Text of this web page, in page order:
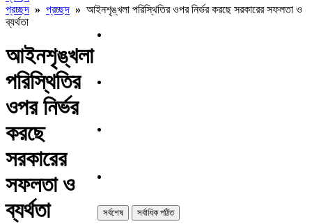
প্রচ্ছদ » প্রচ্ছদ » আইনশৃঙ্খলা পরিস্থিতির ওপর নির্ভর করছে সরকারের সফলতা ও
ব্যর্থতা
আইনশৃঙ্খলা
পরিস্থিতির
ওপর নির্ভর
করছে
সরকারের
সফলতা ও
ব্যর্থতা
সর্বশেষ সর্বাধিক পঠিত